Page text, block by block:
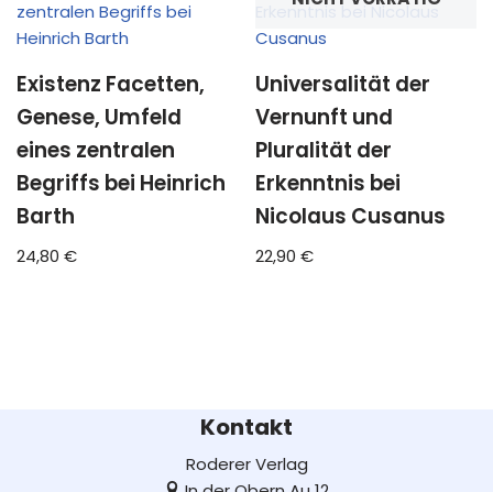
Existenz Facetten,
Genese, Umfeld
eines zentralen
Begriffs bei Heinrich
Barth
24,80 €
Universalität der
Vernunft und
Pluralität der
Erkenntnis bei
Nicolaus Cusanus
22,90€
Kontakt
Roderer Verlag